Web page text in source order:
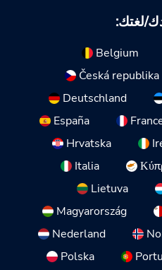
لغتك:
Belgium
Česká republika
Deutschland
España
Hrvatska
Italia
Lietuva
Magyarország
Nederland
Polska